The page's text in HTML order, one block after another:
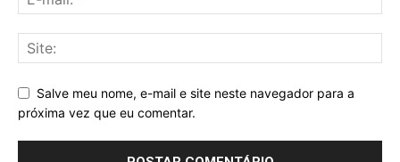
Salve meu nome, e-mail e site neste navegador para a
próxima vez que eu comentar.